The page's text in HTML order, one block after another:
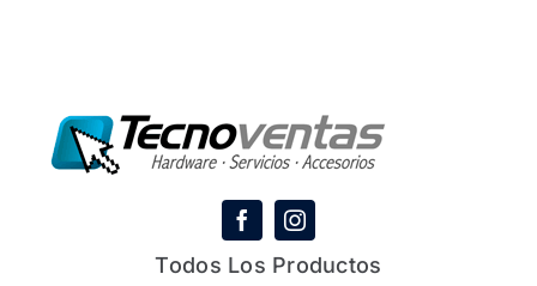
Todos Los Productos